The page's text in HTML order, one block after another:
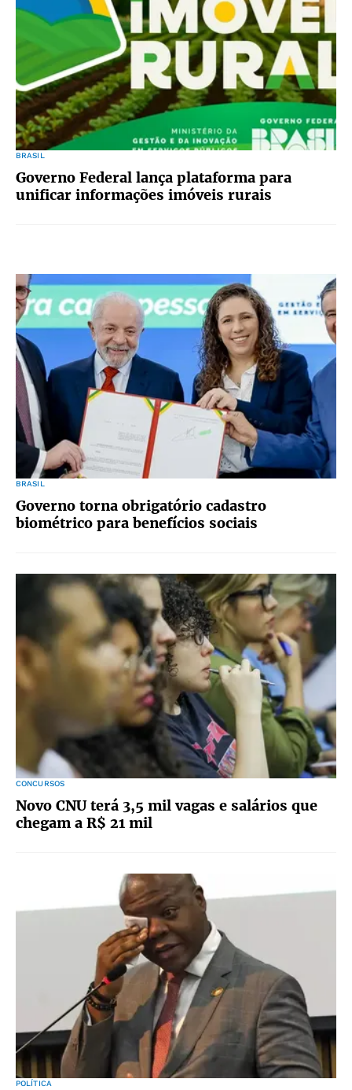
BRASIL
Governo Federal lança plataforma para
unificar informações imóveis rurais
BRASIL
Governo torna obrigatório cadastro
biométrico para benefícios sociais
CONCURSOS
Novo CNU terá 3,5 mil vagas e salários que
chegam a R$ 21 mil
POLÍTICA